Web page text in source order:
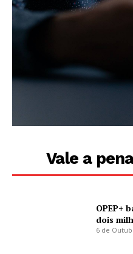
Vale a
OPEP+
dois
6 de